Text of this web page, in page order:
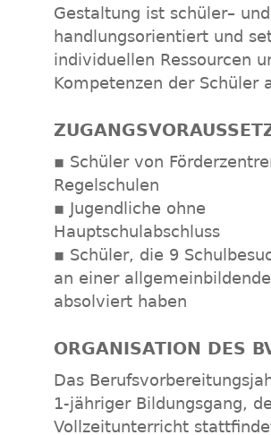
Gestaltung ist schüler– und
handlungsorientiert und
individuellen Ressourcen
Kompetenzen der Schüler
▪ Schüler von
Regelschulen
▪ Jugendliche ohne
Hauptschulabschluss
▪ Schüler, die 9
an einer
absolviert haben
ORGANISATION DES
Das
1-jähriger Bildungsgang,
Vollzeitunterricht